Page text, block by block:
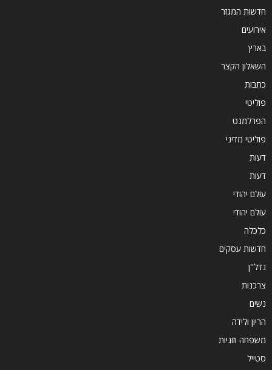
חדשות המגזר
אירועים
בארץ
השאלון הקצר
כתבות
פוליטי
הפרלמנט
פוליטי מדיני
דעות
דעות
עולם יהודי
עולם יהודי
כלכלה
חדשות עסקים
נדל''ן
צרכנות
נשים
הריון ולידה
משפחה וזוגיות
סטייל